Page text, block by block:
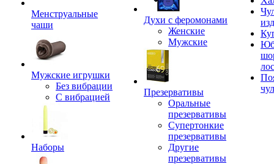
Менструальные
чаши
Мужские игрушки
Без вибрации
С вибрацией
Наборы
Духи с феромонами
Женские
Мужские
Презервативы
Оральные
презервативы
Супертонкие
презервативы
Другие
презервативы